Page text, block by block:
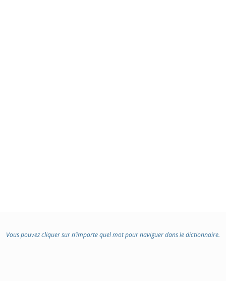
Vous pouvez cliquer sur n’importe quel mot pour naviguer dans le dictionnaire.